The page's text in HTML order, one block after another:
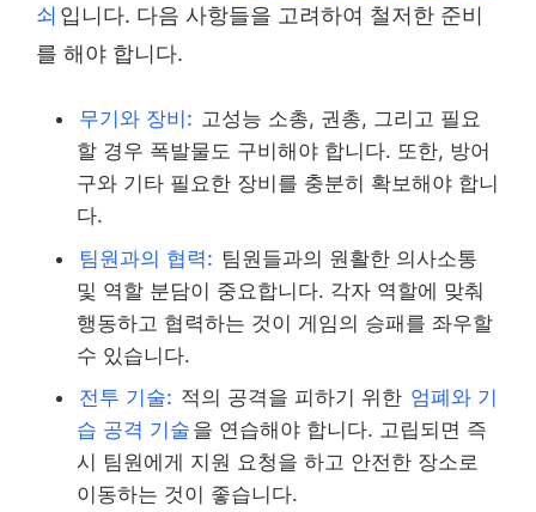
쇠 입니다. 다음 사항들을 고려하여 철저한 준비
를 해야 합니다.
무기와 장비: 고성능 소총, 권총, 그리고 필요
할 경우 폭발물도 구비해야 합니다. 또한, 방어
구와 기타 필요한 장비를 충분히 확보해야 합니
다.
팀원과의 협력: 팀원들과의 원활한 의사소통
및 역할 분담이 중요합니다. 각자 역할에 맞춰
행동하고 협력하는 것이 게임의 승패를 좌우할
수 있습니다.
전투 기술: 적의 공격을 피하기 위한 엄폐와 기
습 공격 기술 을 연습해야 합니다. 고립되면 즉
시 팀원에게 지원 요청을 하고 안전한 장소로
이동하는 것이 좋습니다.